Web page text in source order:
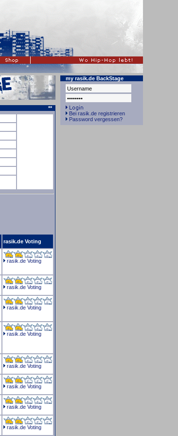
**
rasik.de Voting
rasik.de Voting
rasik.de Voting
rasik.de Voting
rasik.de Voting
rasik.de Voting
rasik.de Voting
rasik.de Voting
rasik.de Voting
my rasik.de BackStage
Bei rasik.de registrieren
Password vergessen?